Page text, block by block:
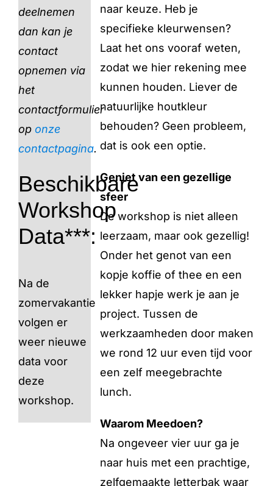
deelnemen
dan kan je
contact
opnemen via
het
contactformulier
op onze
contactpagina.
Beschikbare
Workshop
Data***:
Na de
zomervakantie
volgen er
weer nieuwe
data voor
deze
workshop.
naar keuze. Heb je
specifieke kleurwensen?
Laat het ons vooraf weten,
zodat we hier rekening mee
kunnen houden. Liever de
natuurlijke houtkleur
behouden? Geen probleem,
dat is ook een optie.
Geniet van een gezellige
sfeer
De workshop is niet alleen
leerzaam, maar ook gezellig!
Onder het genot van een
kopje koffie of thee en een
lekker hapje werk je aan je
project. Tussen de
werkzaamheden door maken
we rond 12 uur even tijd voor
een zelf meegebrachte
lunch.
Waarom Meedoen?
Na ongeveer vier uur ga je
naar huis met een prachtige,
zelfgemaakte letterbak waar